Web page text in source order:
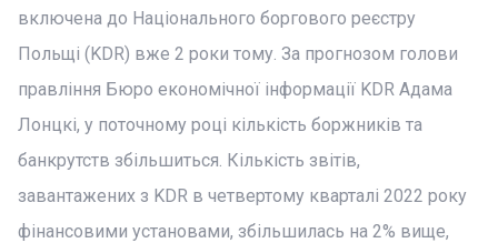
включена до Національного боргового реєстру
Польщі (KDR) вже 2 роки тому. За прогнозом голови
правління Бюро економічної інформації KDR Адама
Лонцкі, у поточному році кількість боржників та
банкрутств збільшиться. Кількість звітів,
завантажених з KDR в четвертому кварталі 2022 року
фінансовими установами, збільшилась на 2% вище,